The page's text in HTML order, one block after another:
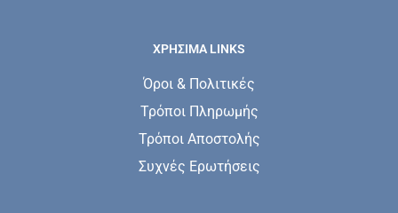
ΧΡΗΣΙΜΑ LINKS
Όροι & Πολιτικές
Τρόποι Πληρωμής
Τρόποι Αποστολής
Συχνές Ερωτήσεις